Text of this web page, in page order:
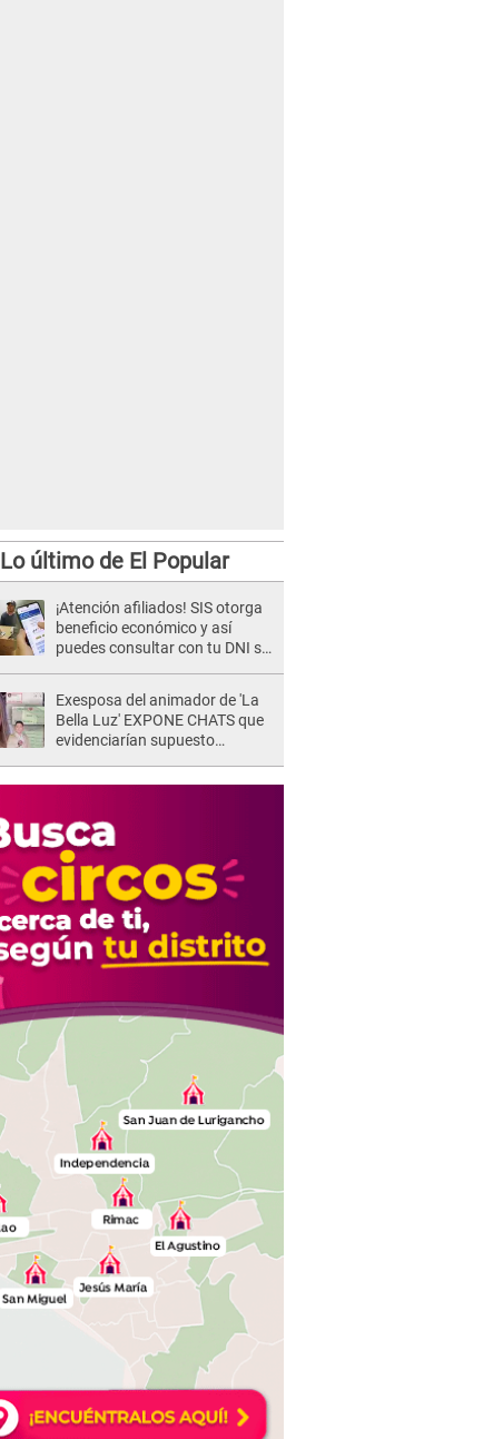
Lo último de El Popular
¡Atención afiliados! SIS otorga
beneficio económico y así
puedes consultar con tu DNI si
Exesposa del animador de 'La
Bella Luz' EXPONE CHATS que
evidenciarían supuesto